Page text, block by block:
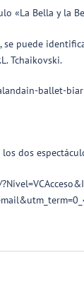
«La Bella y la
puede
Tchaikovski.
ballet-
dos